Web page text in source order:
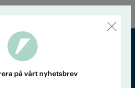
på vårt nyhetsbrev